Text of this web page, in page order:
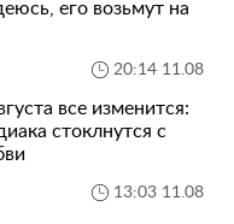
его возьмут на
20:14 11.08
все изменится:
стоклнутся с
13:03 11.08